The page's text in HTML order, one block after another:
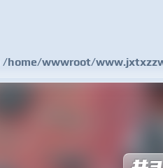
/home/wwwroot/